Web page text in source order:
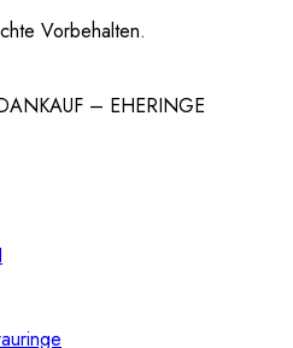
Vorbehalten.